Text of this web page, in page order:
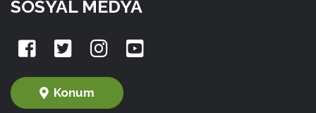
SOSYAL MEDYA
Konum